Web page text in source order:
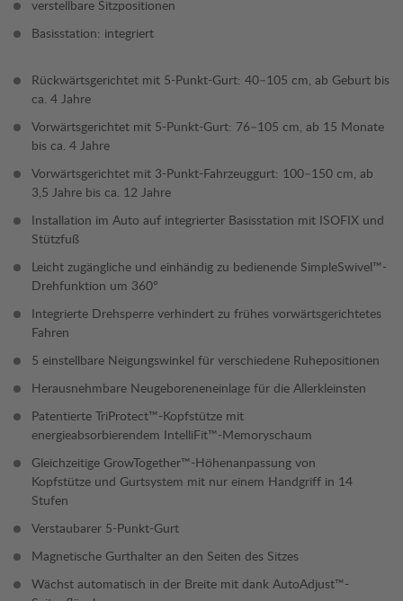
verstellbare Sitzpositionen
Basisstation: integriert
Rückwärtsgerichtet mit 5-Punkt-Gurt: 40–105 cm, ab Geburt bis
ca. 4 Jahre
Vorwärtsgerichtet mit 5-Punkt-Gurt: 76–105 cm, ab 15 Monate
bis ca. 4 Jahre
Vorwärtsgerichtet mit 3-Punkt-Fahrzeuggurt: 100–150 cm, ab
3,5 Jahre bis ca. 12 Jahre
Installation im Auto auf integrierter Basisstation mit ISOFIX und
Stützfuß
Leicht zugängliche und einhändig zu bedienende SimpleSwivel™-
Drehfunktion um 360°
Integrierte Drehsperre verhindert zu frühes vorwärtsgerichtetes
Fahren
5 einstellbare Neigungswinkel für verschiedene Ruhepositionen
Herausnehmbare Neugeboreneneinlage für die Allerkleinsten
Patentierte TriProtect™-Kopfstütze mit
energieabsorbierendem IntelliFit™-Memoryschaum
Gleichzeitige GrowTogether™-Höhenanpassung von
Kopfstütze und Gurtsystem mit nur einem Handgriff in 14
Stufen
Verstaubarer 5-Punkt-Gurt
Magnetische Gurthalter an den Seiten des Sitzes
Wächst automatisch in der Breite mit dank AutoAdjust™-